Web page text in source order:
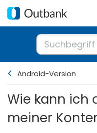
Android-Version
Wie kann ich
meiner